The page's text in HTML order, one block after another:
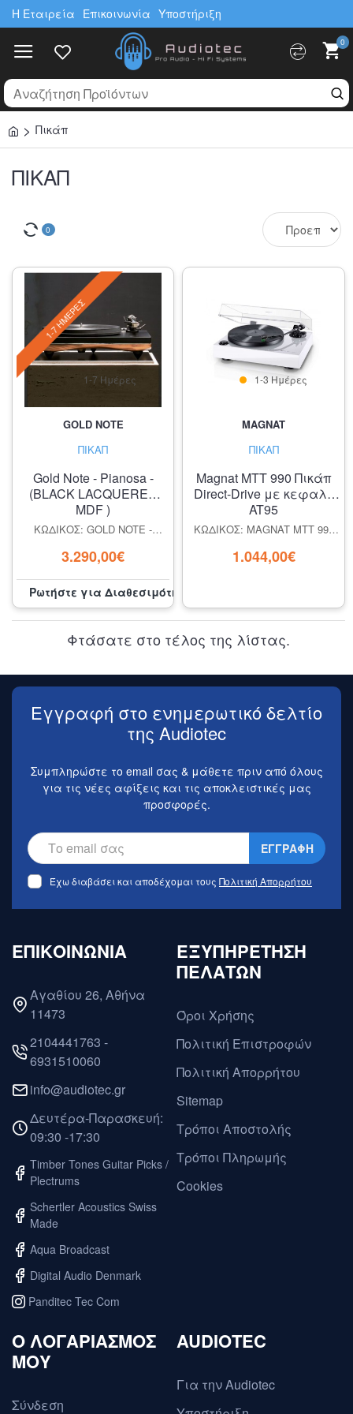
Η Εταιρεία Επικοινωνία Υποστήριξη
0
Πικάπ
ΠΙΚΆΠ
0
1-7 ΗΜΈΡΕΣ
GOLD NOTE
ΠΙΚΆΠ
Gold Note - Pianosa -
(BLACK LACQUERED
MDF )
ΚΩΔΙΚΌΣ: GOLD NOTE -
LACQUERED MDF )
3.290,00€
1-7 Ημέρες
Ρωτήστε για Διαθεσιμότητα
MAGNAT
ΠΙΚΆΠ
Magnat MTT 990 Πικάπ
Direct-Drive με κεφαλή
AT95
ΚΩΔΙΚΌΣ: MAGNAT MTT 990
ΚΕΦΑΛΉ AT95
1.044,00€
1-3 Ημέρες
Φτάσατε στο τέλος της λίστας.
Εγγραφή στο ενημερωτικό δελτίο
της Audiotec
Συμπληρώστε το email σας & μάθετε πριν από όλους
για τις νέες αφίξεις και τις αποκλειστικές μας
προσφορές.
ΕΓΓΡΑΦΗ
Έχω διαβάσει και αποδέχομαι τους Πολιτική Απορρήτου
ΕΠΙΚΟΙΝΩΝΙΑ
Αγαθίου 26, Αθήνα
11473
2104441763 -
6931510060
info@audiotec.gr
Δευτέρα-Παρασκευή:
09:30 -17:30
Timber Tones Guitar Picks /
Plectrums
Schertler Acoustics Swiss
Made
Aqua Broadcast
Digital Audio Denmark
Panditec Tec Com
ΕΞΥΠΗΡΕΤΗΣΗ
ΠΕΛΑΤΩΝ
Όροι Χρήσης
Πολιτική Επιστροφών
Πολιτική Απορρήτου
Sitemap
Τρόποι Αποστολής
Τρόποι Πληρωμής
Cookies
O ΛΟΓΑΡΙΑΣΜΟΣ
ΜΟΥ
Σύνδεση
AUDIOTEC
Για την Audiotec